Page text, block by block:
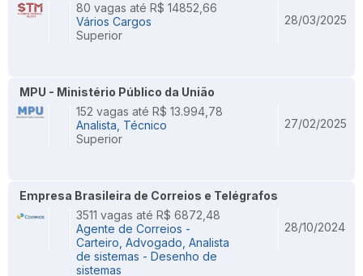
80 vagas até R$ 14852,66
Vários Cargos
Superior
28/03/2025
MPU - Ministério Público da União
152 vagas até R$ 13.994,78
Analista, Técnico
Superior
27/02/2025
Empresa Brasileira de Correios e Telégrafos
3511 vagas até R$ 6872,48
Agente de Correios -
Carteiro, Advogado, Analista
de sistemas - Desenho de
sistemas
28/10/2024